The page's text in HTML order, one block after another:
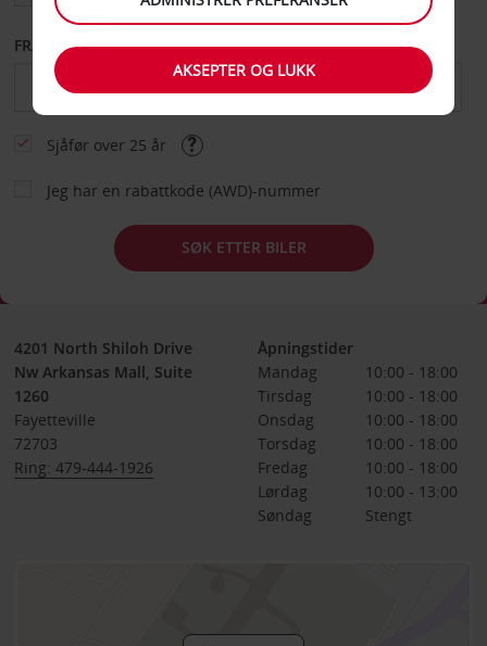
FRA DATO TIL DATO
Sjåfør over 25 år
Jeg har en rabattkode (AWD)-nummer
SØK ETTER BILER
4201 North Shiloh Drive
Nw Arkansas Mall, Suite
1260
Fayetteville
72703
Ring: 479-444-1926
Åpningstider
Mandag
10:00 - 18:00
Tirsdag
10:00 - 18:00
Onsdag
10:00 - 18:00
Torsdag
10:00 - 18:00
Fredag
10:00 - 18:00
Lørdag
10:00 - 13:00
Søndag
Stengt
AKSEPTER OG LUKK